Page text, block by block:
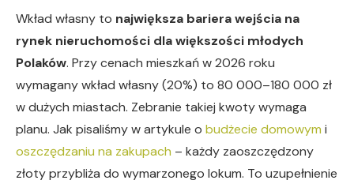
Wkład własny to największa bariera wejścia na
rynek nieruchomości dla większości młodych
Polaków. Przy cenach mieszkań w 2026 roku
wymagany wkład własny (20%) to 80 000–180 000 zł
w dużych miastach. Zebranie takiej kwoty wymaga
planu. Jak pisaliśmy w artykule o budżecie domowym i
oszczędzaniu na zakupach – każdy zaoszczędzony
złoty przybliża do wymarzonego lokum. To uzupełnienie